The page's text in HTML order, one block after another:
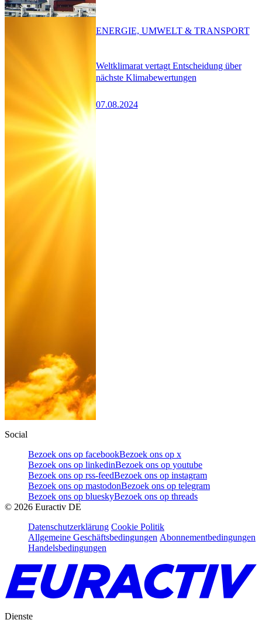
Weltklimarat vertagt Entscheidung über
nächste Klimabewertungen
07.08.2024
ENERGIE, UMWELT & TRANSPORT
Social
Bezoek ons op facebookBezoek ons op x
Bezoek ons op linkedinBezoek ons op youtube
Bezoek ons op rss-feedBezoek ons op instagram
Bezoek ons op mastodonBezoek ons op telegram
Bezoek ons op blueskyBezoek ons op threads
© 2026 Euractiv DE
Datenschutzerklärung Cookie Politik
Allgemeine Geschäftsbedingungen Abonnementbedingungen
Handelsbedingungen
Dienste